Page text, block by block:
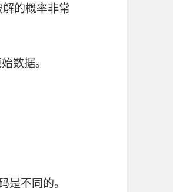
的概率非常
数据。
不同的。